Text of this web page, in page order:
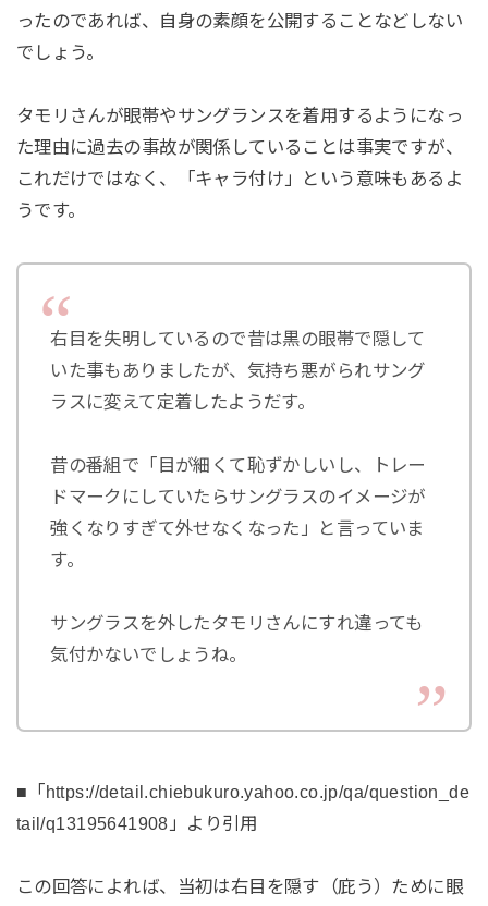
ったのであれば、自身の素顔を公開することなどしない
でしょう。
タモリさんが眼帯やサングランスを着用するようになっ
た理由に過去の事故が関係していることは事実ですが、
これだけではなく、「キャラ付け」という意味もあるよ
うです。
右目を失明しているので昔は黒の眼帯で隠して
いた事もありましたが、気持ち悪がられサング
ラスに変えて定着したようだす。
昔の番組で「目が細くて恥ずかしいし、トレー
ドマークにしていたらサングラスのイメージが
強くなりすぎて外せなくなった」と言っていま
す。
サングラスを外したタモリさんにすれ違っても
気付かないでしょうね。
■「https://detail.chiebukuro.yahoo.co.jp/qa/question_de
tail/q13195641908」より引用
この回答によれば、当初は右目を隠す（庇う）ために眼